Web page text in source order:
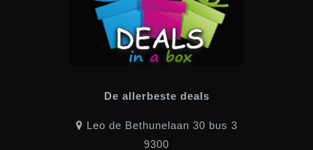
De allerbeste deals
Leo de Bethunelaan 30 bus 3
9300